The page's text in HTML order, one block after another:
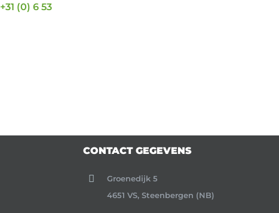
+31 (0) 6 53
CONTACT GEGEVENS
Groenedijk 5
4651 VS, Steenbergen (NB)